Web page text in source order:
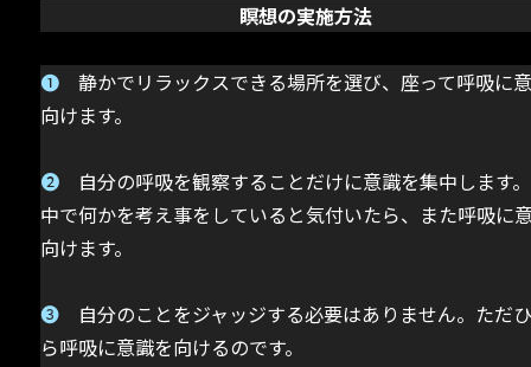
瞑想の実施方法
➊静かでリラックスできる場所を選び、座って呼吸に
向けます。
➋ 自分の呼吸を観察することだけに意識を集中します
中で何かを考え事をしていると気付いたら、また呼吸に
向けます。
➌ 自分のことをジャッジする必要はありません。ただ
ら呼吸に意識を向けるのです。